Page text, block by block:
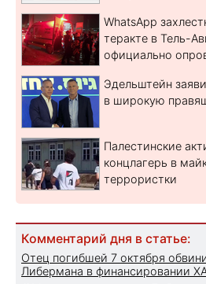
WhatsApp
теракте в Тель-
официально
Эдельштейн
в широкую
Палестинские
концлагерь в
террористки
Комментарий дня в статье:
Отец погибшей 7 октября
Либермана в финансировании